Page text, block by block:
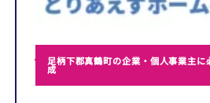
制作事例
足柄下郡真鶴町の企業・個人事業主
成